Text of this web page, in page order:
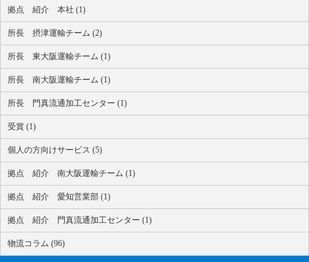
拠点 紹介 本社 (1)
所長 摂津運輸チーム (2)
所長 東大阪運輸チーム (1)
所長 南大阪運輸チーム (1)
所長 門真流通加工センター (1)
受賞 (1)
個人の方向けサービス (5)
拠点 紹介 南大阪運輸チーム (1)
拠点 紹介 愛知営業部 (1)
拠点 紹介 門真流通加工センター (1)
物流コラム (96)